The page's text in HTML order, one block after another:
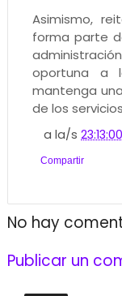
Asimismo,
forma parte
oportuna a
mantenga
de los
a la/s23:13:00
Compartir
No hay
Publicar un